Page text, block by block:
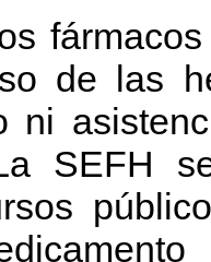
de las
ni
SEFH